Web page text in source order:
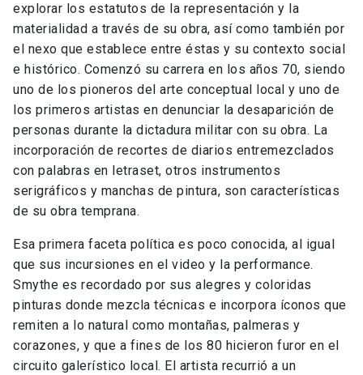
explorar los estatutos de la representación y la
materialidad a través de su obra, así como también por
el nexo que establece entre éstas y su contexto social
e histórico. Comenzó su carrera en los años 70, siendo
uno de los pioneros del arte conceptual local y uno de
los primeros artistas en denunciar la desaparición de
personas durante la dictadura militar con su obra. La
incorporación de recortes de diarios entremezclados
con palabras en letraset, otros instrumentos
serigráficos y manchas de pintura, son características
de su obra temprana.
Esa primera faceta política es poco conocida, al igual
que sus incursiones en el video y la performance.
Smythe es recordado por sus alegres y coloridas
pinturas donde mezcla técnicas e incorpora íconos que
remiten a lo natural como montañas, palmeras y
corazones, y que a fines de los 80 hicieron furor en el
circuito galerístico local. El artista recurrió a un